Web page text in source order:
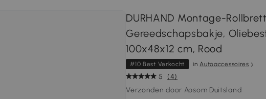
DURHAND Montage-
Gereedschapsbakje,
100x48x12 cm, Rood
#10 Best Verkocht inAutoaccessoires
5
(4)
Verzonden door Aosom Duitsland